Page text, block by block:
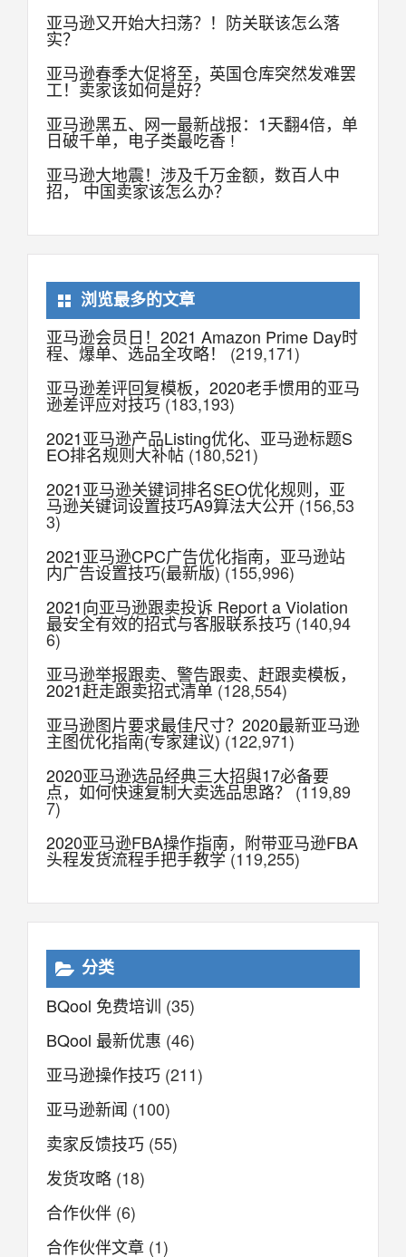
亚马逊又开始大扫荡？！防关联该怎么落
实？
亚马逊春季大促将至，英国仓库突然发难罢
工！卖家该如何是好？
亚马逊黑五、网一最新战报：1天翻4倍，单
日破千单，电子类最吃香 !
亚马逊大地震！涉及千万金额，数百人中
招， 中国卖家该怎么办？
浏览最多的文章
亚马逊会员日！2021 Amazon Prime Day时
程、爆单、选品全攻略！
(219,171)
亚马逊差评回复模板，2020老手惯用的亚马
逊差评应对技巧 (183,193)
2021亚马逊产品Listing优化、亚马逊标题S
EO排名规则大补帖 (180,521)
2021亚马逊关键词排名SEO优化规则，亚
马逊关键词设置技巧A9算法大公开 (156,53
3)
2021亚马逊CPC广告优化指南，亚马逊站
内广告设置技巧(最新版) (155,996)
2021向亚马逊跟卖投诉 Report a Violation
最安全有效的招式与客服联系技巧 (140,94
6)
亚马逊举报跟卖、警告跟卖、赶跟卖模板，
2021赶走跟卖招式清单 (128,554)
亚马逊图片要求最佳尺寸？2020最新亚马逊
主图优化指南(专家建议) (122,971)
2020亚马逊选品经典三大招與17必备要
点，如何快速复制大卖选品思路？ (119,89
7)
2020亚马逊FBA操作指南，附带亚马逊FBA
头程发货流程手把手教学(119,255)
分类
BQool 免费培训 (35)
BQool 最新优惠 (46)
亚马逊操作技巧 (211)
亚马逊新闻 (100)
卖家反馈技巧 (55)
发货攻略 (18)
合作伙伴 (6)
合作伙伴文章 (1)